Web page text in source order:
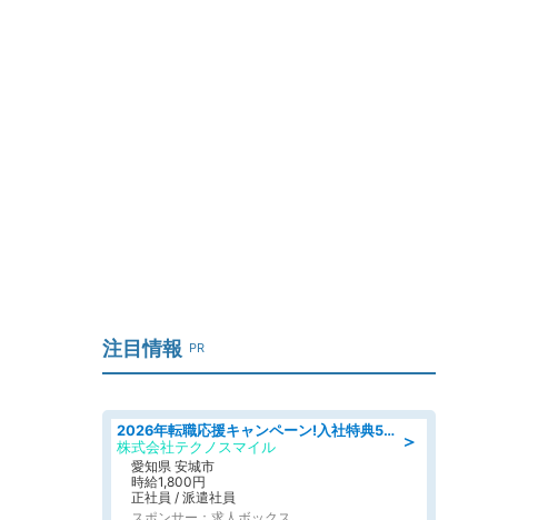
注目情報 PR
＞
2026年転職応援キャンペーン!入社特典58万円/デンソーで働こう!自動車工場で小型部品の検査業務 denso aichi
株式会社テクノスマイル
愛知県 安城市
時給1,800円
正社員 / 派遣社員